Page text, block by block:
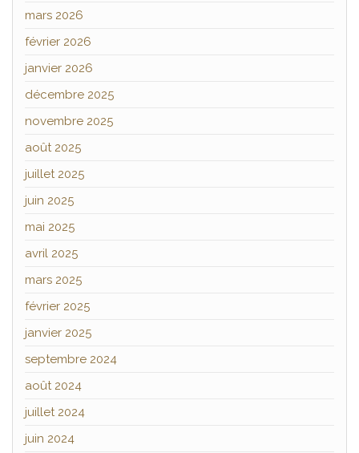
mars 2026
février 2026
janvier 2026
décembre 2025
novembre 2025
août 2025
juillet 2025
juin 2025
mai 2025
avril 2025
mars 2025
février 2025
janvier 2025
septembre 2024
août 2024
juillet 2024
juin 2024